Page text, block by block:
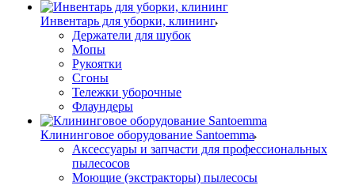
Инвентарь для уборки, клининг
Держатели для шубок
Мопы
Рукоятки
Сгоны
Тележки уборочные
Флаундеры
Клининговое оборудование Santoemma
Аксессуары и запчасти для профессиональных
пылесосов
Моющие (экстракторы) пылесосы